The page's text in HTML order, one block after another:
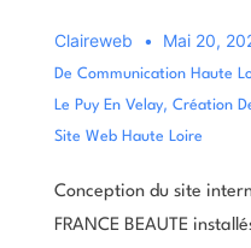
Claireweb Mai 20,
De Communication Haute
Le Puy En Velay, Création
Site Web Haute Loire
Conception du site
FRANCE BEAUTE